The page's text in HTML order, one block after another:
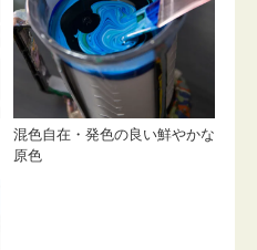
混色自在・発色の良い鮮やかな
原色